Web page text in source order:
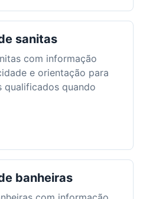
sanitas
com informação
e orientação para
quando
banheiras